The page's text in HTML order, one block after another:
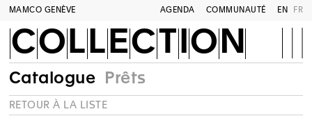
MAMCO GENÈVE AGENDA COMMUNAUTÉ EN FR
COLLECTION
Catalogue Prêts
RETOUR À LA LISTE